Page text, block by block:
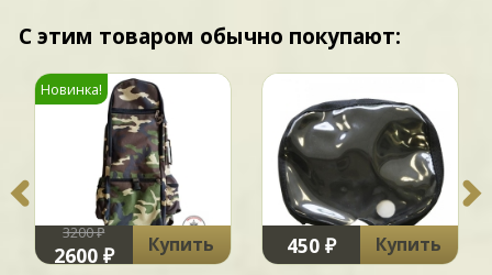
С этим товаром обычно покупают:
Новинка!
3200 ₽
2600 ₽
Купить
450 ₽
Купить